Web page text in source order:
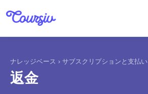
ナレッジベース › サブスクリプションと支払い
返金